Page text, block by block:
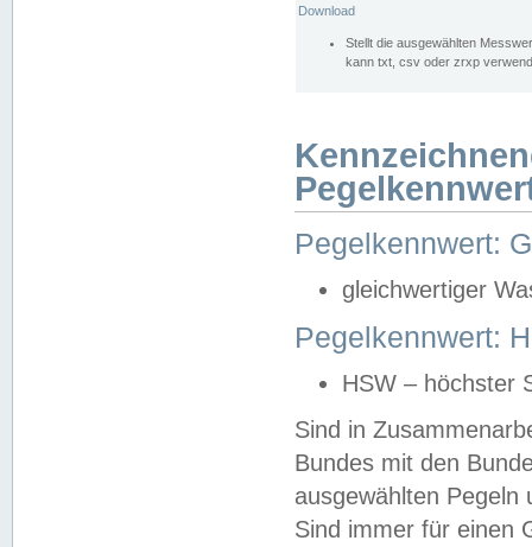
Download
Stellt die ausgewählten
kann txt, csv oder zrxp
Pegelkennwert:
gleichwertiger
Pegelkennwert:
HSW – höchster
Sind in
Bundes mit den
ausgewählten
Sind immer für einen